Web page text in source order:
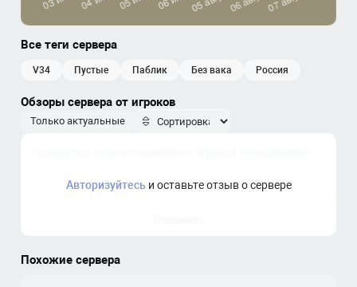
Все теги сервера
v34 пустые паблик без вака россия
Обзоры сервера от игроков
Только актуальные
Авторизуйтесьи оставьте отзыв о сервере
Похожие сервера